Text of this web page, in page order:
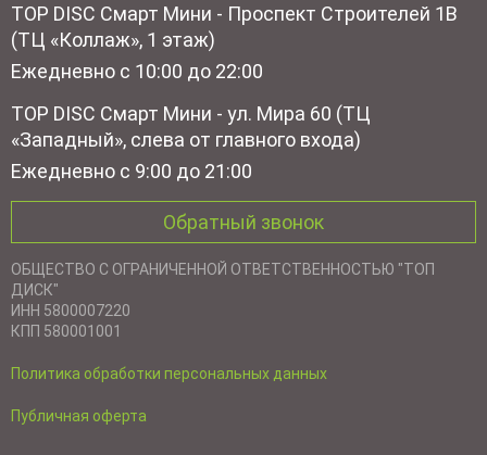
TOP DISC Смарт Мини - Проспект Строителей 1В
(ТЦ «Коллаж», 1 этаж)
Ежедневно с 10:00 до 22:00
TOP DISC Смарт Мини - ул. Мира 60 (ТЦ
«Западный», слева от главного входа)
Ежедневно с 9:00 до 21:00
Обратный звонок
ОБЩЕСТВО С ОГРАНИЧЕННОЙ ОТВЕТСТВЕННОСТЬЮ "ТОП
ДИСК"
ИНН 5800007220
КПП 580001001
Политика обработки персональных данных
Публичная оферта